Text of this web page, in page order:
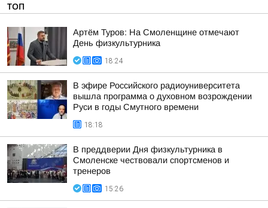
ТОП
Артём Туров: На Смоленщине отмечают
День физкультурника
18:24
В эфире Российского радиоуниверситета
вышла программа о духовном возрождении
Руси в годы Смутного времени
18:18
В преддверии Дня физкультурника в
Смоленске чествовали спортсменов и
тренеров
15:26